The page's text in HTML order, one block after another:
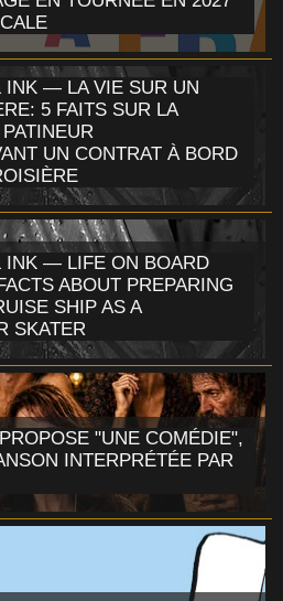
INK — LA VIE SUR UN
5 FAITS SUR LA
UN CONTRAT À BORD
INK — LIFE ON BOARD
ABOUT PREPARING
SHIP AS A
SKATER
"UNE COMÉDIE",
INTERPRÉTÉE PAR